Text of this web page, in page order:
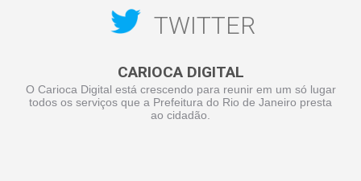
TWITTER
CARIOCA DIGITAL
O Carioca Digital está crescendo para reunir em um só lugar
todos os serviços que a Prefeitura do Rio de Janeiro presta
ao cidadão.